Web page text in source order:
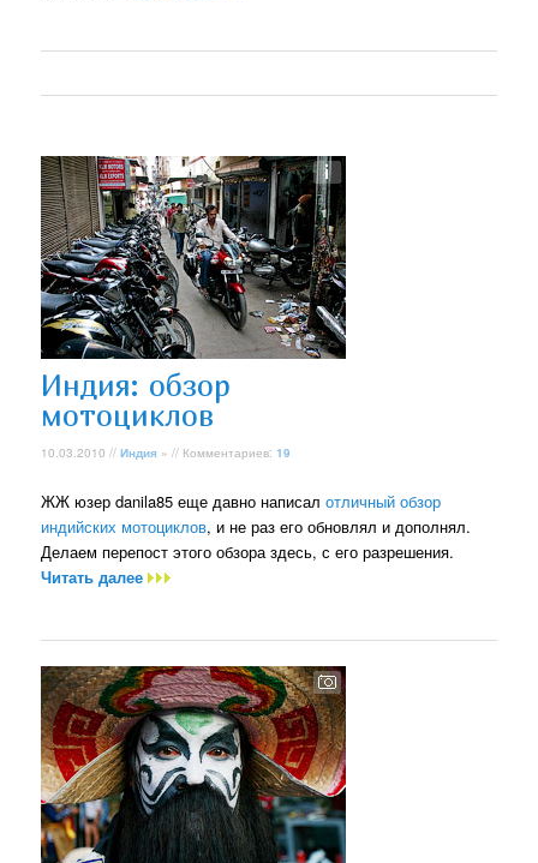
Индия: обзор
мотоциклов
10.03.2010 //Индия » // Комментариев:19
ЖЖ юзер danila85 еще давно написалотличный обзор
индийских мотоциклов, и не раз его обновлял и дополнял.
Делаем перепост этого обзора здесь, с его разрешения.
Читать далее